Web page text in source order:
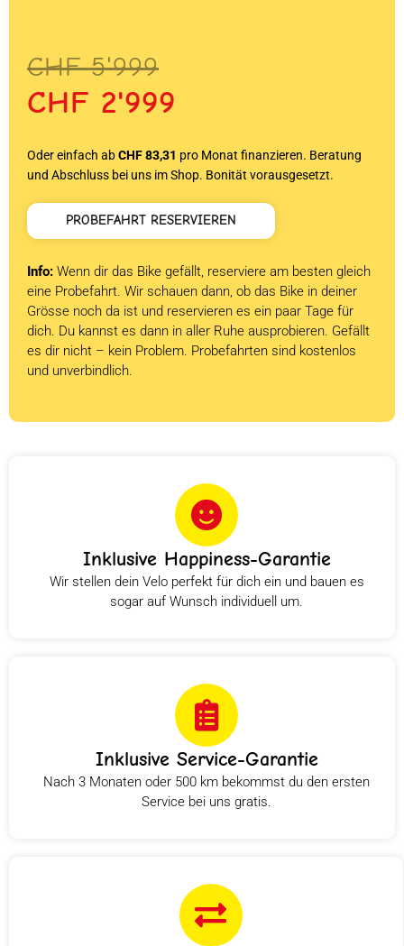
CHF5'999
Ursprünglicher
Preis
war:
CHF 5'999
CHF 2'999
Aktueller
Preis
ist:
CHF 2'999.
Oder einfach abCHF 83,31 pro Monat finanzieren. Beratung
und Abschluss bei uns im Shop. Bonität vorausgesetzt.
PROBEFAHRT RESERVIEREN
Info: Wenn dir das Bike gefällt, reserviere am besten gleich
eine Probefahrt. Wir schauen dann, ob das Bike in deiner
Grösse noch da ist und reservieren es ein paar Tage für
dich. Du kannst es dann in aller Ruhe ausprobieren. Gefällt
es dir nicht – kein Problem. Probefahrten sind kostenlos
und unverbindlich.
Inklusive Happiness-Garantie
Wir stellen dein Velo perfekt für dich ein und bauen es
sogar auf Wunsch individuell um.
Inklusive Service-Garantie
Nach 3 Monaten oder 500 km bekommst du den ersten
Service bei uns gratis.